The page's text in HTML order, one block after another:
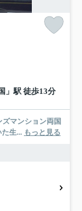
」駅 徒歩13分
マンション両国
生... もっと見る